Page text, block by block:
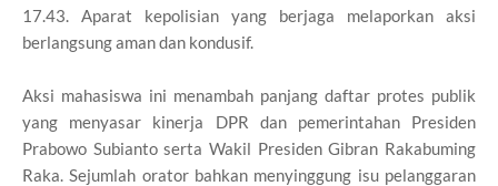
17.43. Aparat kepolisian yang berjaga melaporkan aksi
berlangsung aman dan kondusif.
Aksi mahasiswa ini menambah panjang daftar protes publik
yang menyasar kinerja DPR dan pemerintahan Presiden
Prabowo Subianto serta Wakil Presiden Gibran Rakabuming
Raka. Sejumlah orator bahkan menyinggung isu pelanggaran